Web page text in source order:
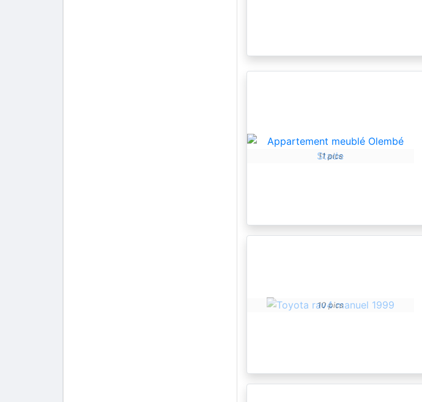
11 pics
10 pics